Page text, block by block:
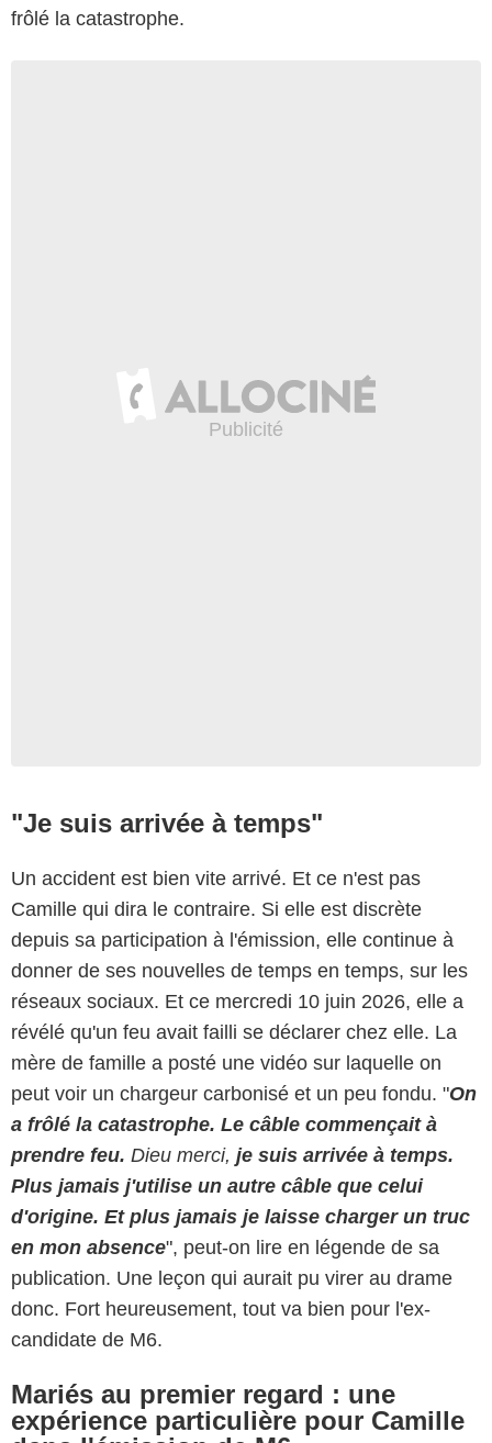
frôlé la catastrophe.
"Je suis arrivée à temps"
Un accident est bien vite arrivé. Et ce n'est pas
Camille qui dira le contraire. Si elle est discrète
depuis sa participation à l'émission, elle continue à
donner de ses nouvelles de temps en temps, sur les
réseaux sociaux. Et ce mercredi 10 juin 2026, elle a
révélé qu'un feu avait failli se déclarer chez elle. La
mère de famille a posté une vidéo sur laquelle on
peut voir un chargeur carbonisé et un peu fondu. "On
a frôlé la catastrophe. Le câble commençait à
prendre feu. Dieu merci, je suis arrivée à temps.
Plus jamais j'utilise un autre câble que celui
d'origine. Et plus jamais je laisse charger un truc
en mon absence", peut-on lire en légende de sa
publication. Une leçon qui aurait pu virer au drame
donc. Fort heureusement, tout va bien pour l'ex-
candidate de M6.
Mariés au premier regard : une
expérience particulière pour Camille